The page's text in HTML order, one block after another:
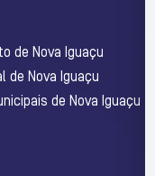
de Nova Iguaçu
de Nova Iguaçu
de Nova Iguaçu